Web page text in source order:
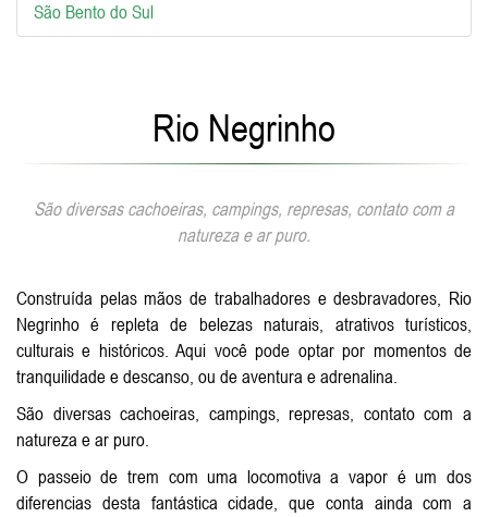
São Bento do Sul
Rio Negrinho
São diversas cachoeiras, campings, represas, contato com a
natureza e ar puro.
Construída pelas mãos de trabalhadores e desbravadores, Rio
Negrinho é repleta de belezas naturais, atrativos turísticos,
culturais e históricos. Aqui você pode optar por momentos de
tranquilidade e descanso, ou de aventura e adrenalina.
São diversas cachoeiras, campings, represas, contato com a
natureza e ar puro.
O passeio de trem com uma locomotiva a vapor é um dos
diferencias desta fantástica cidade, que conta ainda com a